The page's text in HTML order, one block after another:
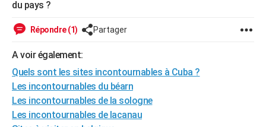
Mobiles
Meilleur smartphone
Internet
Ordinateurs
Jeux vidéo
Guide high-tech
+
Forum
Aménagement intérieur
Extérieur
Cuisine
Salle de bains
Jardinage
Rangement
WEEK-END
Guides de France
Escapades
Patrimoine
Expositions
Musées
Week-end nature
+LIFESTYLE
Art de vivre
Bien-être
Loisirs
Mode
Modes de vie
SANTE
Alimentation
Guide de la santé
Maladies
Médicaments
Sommeil
VOYAGE
du pays ?
Répondre (1) Partager
A voir également:
Quels sont les sites incontournables à Cuba ?
Les incontournables du béarn
Les incontournables de la sologne
Les incontournables de lacanau